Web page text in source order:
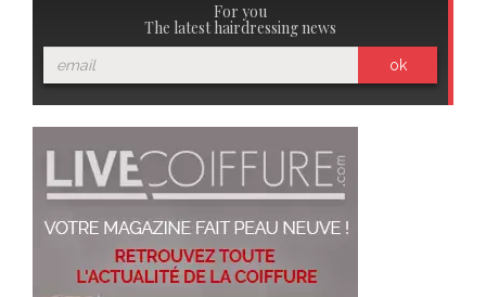
For you
The latest hairdressing news
ok